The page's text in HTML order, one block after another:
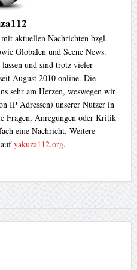
aktuellen Nachrichten bzgl.
Globalen und Scene News.
und sind trotz vieler
August 2010 online. Die
sehr am Herzen, weswegen wir
IP Adressen) unserer Nutzer in
Fragen, Anregungen oder Kritik
eine Nachricht. Weitere
yakuza112.org.